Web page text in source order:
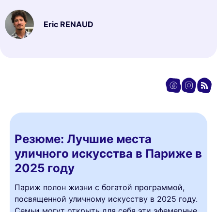
Eric RENAUD
Резюме: Лучшие места
уличного искусства в Париже в
2025 году
Париж полон жизни с богатой программой,
посвященной уличному искусству в 2025 году.